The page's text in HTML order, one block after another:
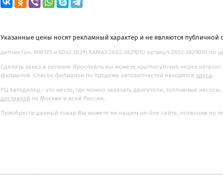
Указанные цены носят рекламный характер и не являются публичной
датчик (ан. ММ125 и 6042.3829) КАМАЗ 2802.3829010 артикул 2802.3829010 по
Сделать заказ в регионе Ярославль вы можете круглосуточно через
филиалов. Список филиалов по продаже автозапчастей находятся здесь.
РЦ Автодилер - это место, где можно заказать двигатели, топливные
доставкой по Москве и всей России.
Приобрести данный товар Вы можете на нашем on-line сайте, позвонив по